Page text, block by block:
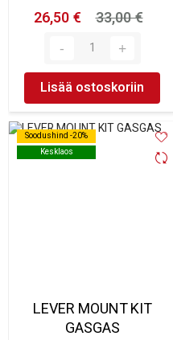
26,50 €
33,00 €
Lisää ostoskoriin
Soodushind -20%
Kesklaos
Soodushind -20%
Kesklaos
LEVER MOUNT KIT
GASGAS